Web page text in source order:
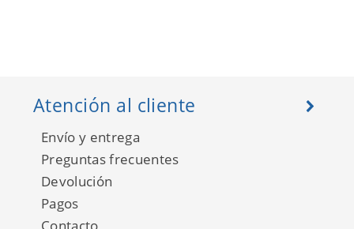
Atención al cliente
Envío y entrega
Preguntas frecuentes
Devolución
Pagos